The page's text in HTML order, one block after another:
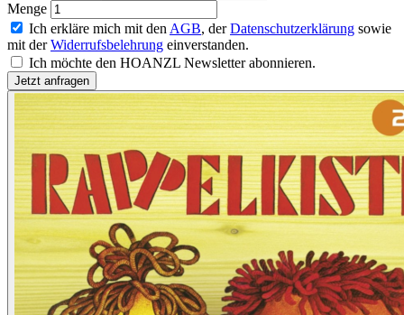
Menge
Ich erkläre mich mit den AGB, derDatenschutzerklärung sowie
mit derWiderrufsbelehrung einverstanden.
Ich möchte den HOANZL Newsletter abonnieren.